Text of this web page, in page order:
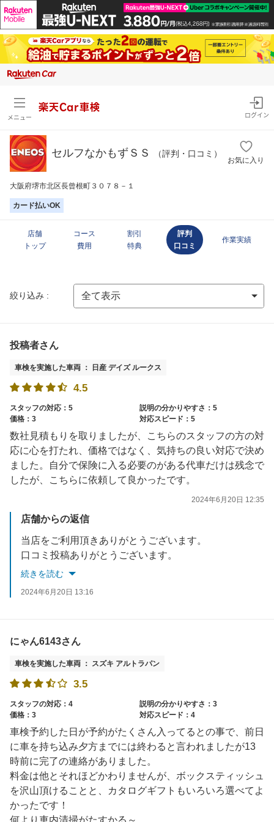
メニュー
楽天Car車検
ログイン
セルフなかもずＳＳ （評判・口コミ）
お気に入り
大阪府堺市北区長曾根町３０７８－１
カード払いOK
店舗
トップ
コース
費用
割引
特典
評判
口コミ
作業実績
絞り込み :
投稿者さん
車検を実施した車両 ： 日産 デイズ ルークス
4.5
スタッフの対応：5
説明の分かりやすさ：5
価格：3
対応スピード：5
数社見積もりを取りましたが、こちらのスタッフの方の対
応に心を打たれ、価格ではなく、気持ちの良い対応で決め
ました。自分で保険に入る必要のがある代車だけは残念で
したが、こちらに依頼して良かったです。
2024年6月20日 12:35
店舗からの返信
当店をご利用頂きありがとうございます。
口コミ投稿ありがとうございます。
お褒めの言葉を頂戴し、スタッフ一同喜んでおります‼
続きを読む
2024年6月20日 13:16
にゃん6143さん
車検を実施した車両 ： スズキ アルトラパン
3.5
スタッフの対応：4
説明の分かりやすさ：3
価格：3
対応スピード：4
車検予約した日が予約がたくさん入ってるとの事で、前日
に車を持ち込み夕方までには終わると言われましたが13
時前に完了の連絡がありました。
料金は他とそれほどかわりませんが、ボックスティッシュ
を沢山頂けることと、カタログギフトもいろいろ選べてよ
かったです！